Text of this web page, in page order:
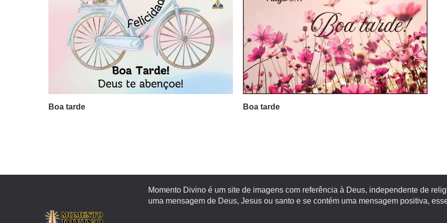
Boa tarde Boa tarde
Momento Divino é um site de imagens com referência à Deus, independente de
uma mensagem de Deus, Jesus ou santo e se contém uma mensagem positiva,